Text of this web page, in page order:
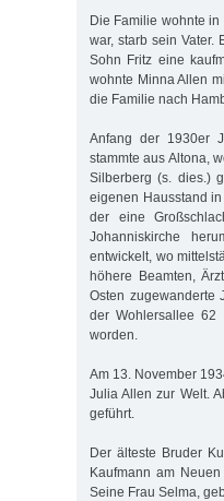
Die Familie wohnte
war, starb sein Vater.
Sohn Fritz eine
wohnte Minna Allen
die Familie nach
Anfang der 1930er
stammte aus Altona,
Silberberg (s. dies.)
eigenen Hausstand
der eine
Johanniskirche
entwickelt, wo
höhere Beamten,
Osten zugewanderte
der Wohlersallee 62
worden.
Am 13. November
Julia Allen zur Welt.
geführt.
Der älteste Bruder
Kaufmann am
Seine Frau Selma,